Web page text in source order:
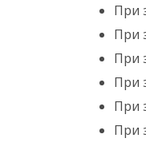
При
При
При
При
При
При